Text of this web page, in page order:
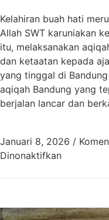
Kelahiran buah hati
Allah SWT karuniakan
itu, melaksanakan
dan ketaatan kepada
yang tinggal di
aqiqah Bandung yang
berjalan lancar dan
Januari 8, 2026 /
Dinonaktifkanpada